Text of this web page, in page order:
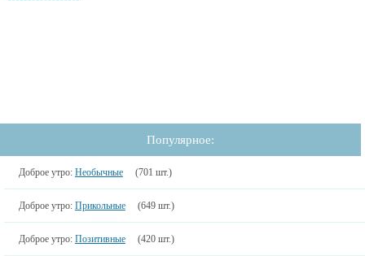
Популярное:
Доброе утро: Необычные (701 шт.)
Доброе утро: Прикольные (649 шт.)
Доброе утро: Позитивные (420 шт.)